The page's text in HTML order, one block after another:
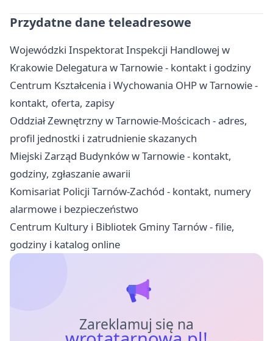
Przydatne dane teleadresowe
Wojewódzki Inspektorat Inspekcji Handlowej w
Krakowie Delegatura w Tarnowie - kontakt i godziny
Centrum Kształcenia i Wychowania OHP w Tarnowie -
kontakt, oferta, zapisy
Oddział Zewnętrzny w Tarnowie-Mościcach - adres,
profil jednostki i zatrudnienie skazanych
Miejski Zarząd Budynków w Tarnowie - kontakt,
godziny, zgłaszanie awarii
Komisariat Policji Tarnów-Zachód - kontakt, numery
alarmowe i bezpieczeństwo
Centrum Kultury i Bibliotek Gminy Tarnów - filie,
godziny i katalog online
Zareklamuj się na